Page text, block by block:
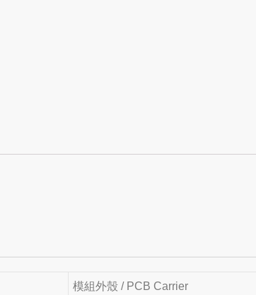
模組外殼 / PCB Carrier